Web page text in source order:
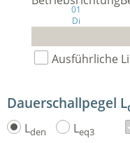
01
Di
Ausführliche
Dauerschallpegel L
Lden Leq3